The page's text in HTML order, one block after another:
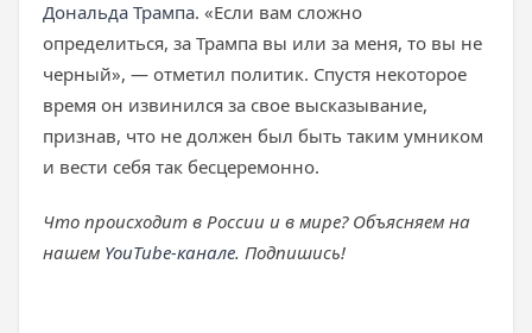
Дональда Трампа. «Если вам сложно
определиться, за Трампа вы или за меня, то вы не
черный», — отметил политик. Спустя некоторое
время он извинился за свое высказывание,
признав, что не должен был быть таким умником
и вести себя так бесцеремонно.
Что происходит в России и в мире? Объясняем на
нашем YouTube-канале. Подпишись!